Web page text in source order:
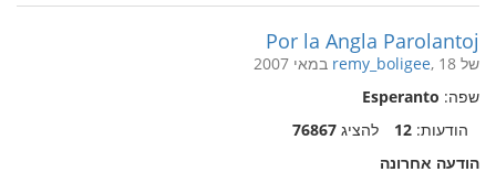
Por la Angla Parolantoj
של remy_boligee, 18 במאי 2007
שפה: Esperanto
הודעות: 12 להציג 76867
הודעה אחרונה